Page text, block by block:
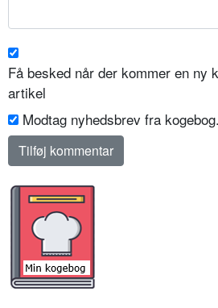
Få besked når der kommer en ny
artikel
Modtag nyhedsbrev fra